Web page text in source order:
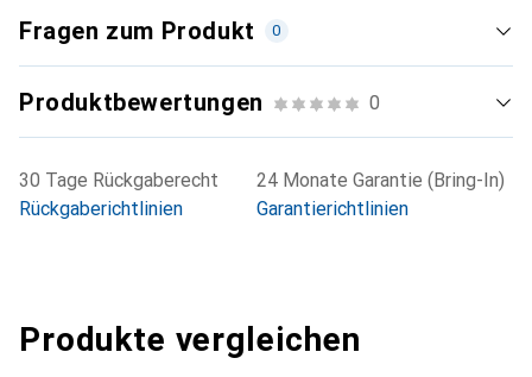
Fragen zum Produkt 0
Produktbewertungen 0
30 Tage Rückgaberecht
Rückgaberichtlinien
24 Monate Garantie (Bring-In)
Garantierichtlinien
Produkte vergleichen